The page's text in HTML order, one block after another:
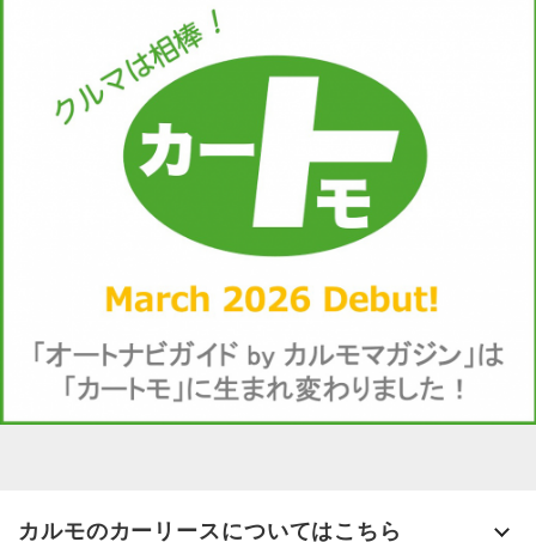
カルモのカーリースについてはこちら